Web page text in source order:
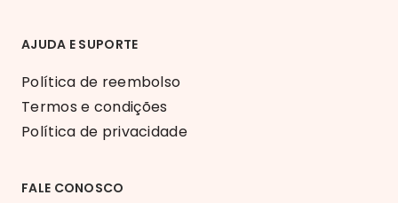
AJUDA E SUPORTE
Política de reembolso
Termos e condições
Política de privacidade
FALE CONOSCO